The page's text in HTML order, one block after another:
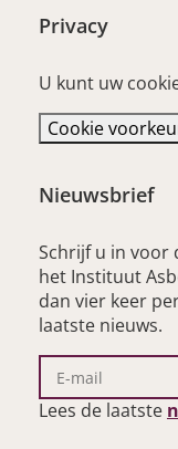
Privacy
U kunt uw
Cookie
Nieuwsbrief
Schrijf u in voor
het Instituut
dan vier keer
laatste nieuws.
Lees de laatste